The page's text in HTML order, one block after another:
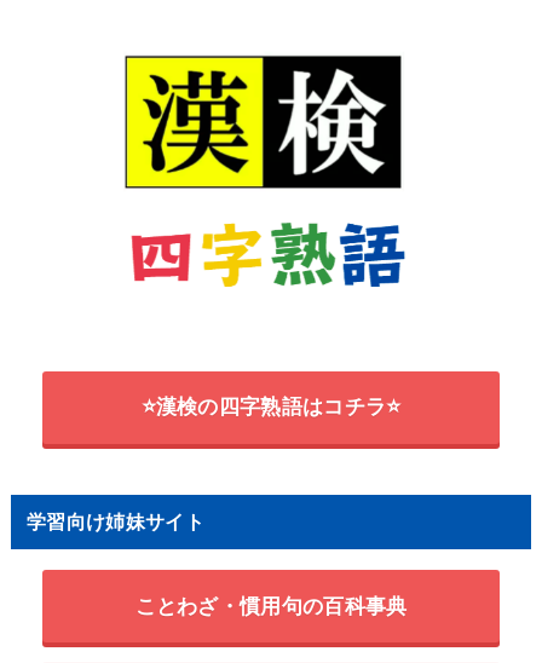
⭐漢検の四字熟語はコチラ⭐
学習向け姉妹サイト
ことわざ・慣用句の百科事典